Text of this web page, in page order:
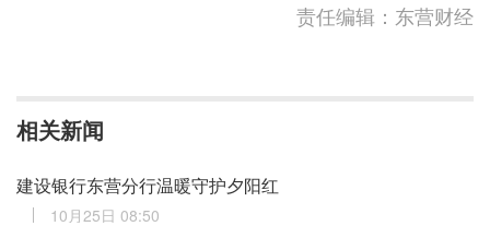
责任编辑：东营财经
相关新闻
建设银行东营分行温暖守护夕阳红
10月25日 08:50